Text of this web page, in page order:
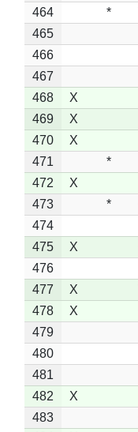
464
*
465
466
467
468
X
469
X
470
X
471
*
472
X
473
*
474
475
X
476
477
X
478
X
479
480
481
482
X
483